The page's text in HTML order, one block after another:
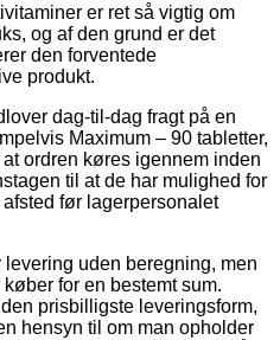
er ret så vigtig om
og af den grund er det
den forventede
produkt.
dag-til-dag fragt på en
Maximum – 90 tabletter,
ordren køres igennem inden
til at de har mulighed for
før lagerpersonalet
uden beregning, men
for en bestemt sum.
prisbilligste leveringsform,
hensyn til om man opholder